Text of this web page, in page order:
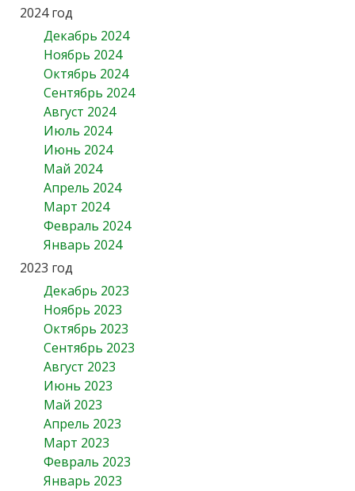
2024 год
Декабрь 2024
Ноябрь 2024
Октябрь 2024
Сентябрь 2024
Август 2024
Июль 2024
Июнь 2024
Май 2024
Апрель 2024
Март 2024
Февраль 2024
Январь 2024
2023 год
Декабрь 2023
Ноябрь 2023
Октябрь 2023
Сентябрь 2023
Август 2023
Июнь 2023
Май 2023
Апрель 2023
Март 2023
Февраль 2023
Январь 2023